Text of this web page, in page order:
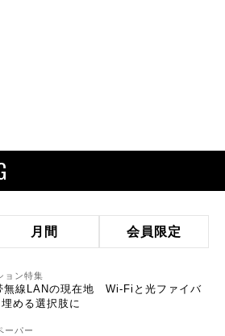
月間 会員限定
ョン特集
無線LANの現在地 Wi-Fiと光ファイバ
める選択肢に
ーパー